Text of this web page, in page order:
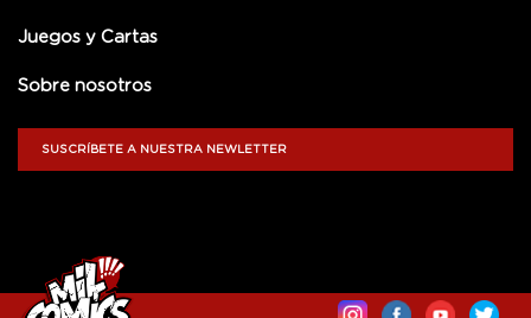
Juegos y Cartas
Sobre nosotros
SUSCRÍBETE A NUESTRA NEWLETTER